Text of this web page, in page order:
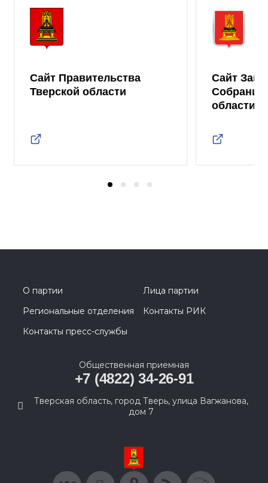
Сайт Правительства
Тверской области
Сайт
Собрания
области
О партии
Лица партии
Региональные отделения
Контакты РИК
Контакты пресс-службы
Общественная приемная
+7 (4822) 34-26-91
Тверская область, город Тверь, улица Вагжанова,
дом 7